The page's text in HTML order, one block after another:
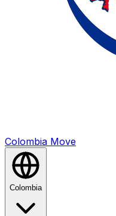
Colombia Move
Colombia